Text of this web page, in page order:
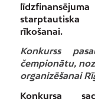
starptautiska
rīkošanai.
Konkurss
čempionātu,
organizēšanai
Konkursa